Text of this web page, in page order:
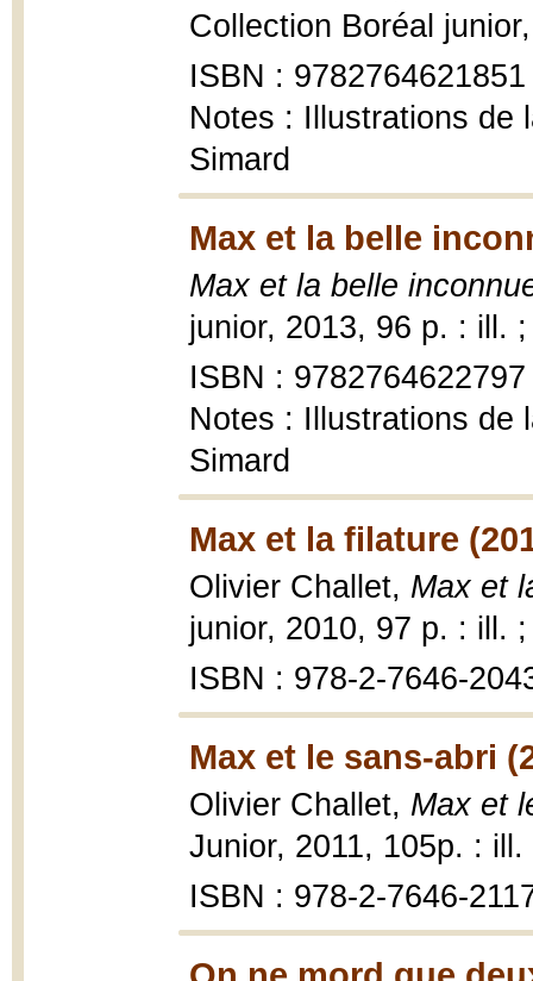
Collection Boréal
ISBN : 9782764621851
Notes : Illustrations de
Simard
Max et la belle
Max et la belle
junior, 2013, 96 p. : ill.
ISBN : 9782764622797
Notes : Illustrations de
Simard
Max et la filature
Olivier Challet, Max et
junior, 2010, 97 p. : ill.
ISBN : 978-2-7646-
Max et le sans-abri
Olivier Challet, Max et
Junior, 2011, 105p. :
ISBN : 978-2-7646-